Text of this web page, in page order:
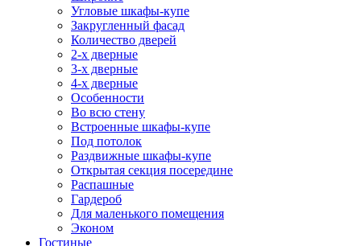
Угловые шкафы-купе
Закругленный фасад
Количество дверей
2-х дверные
3-х дверные
4-х дверные
Особенности
Во всю стену
Встроенные шкафы-купе
Под потолок
Раздвижные шкафы-купе
Открытая секция посередине
Распашные
Гардероб
Для маленького помещения
Эконом
Гостиные